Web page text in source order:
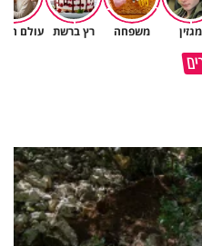
מגזין משפחה רץ ברשת עולם